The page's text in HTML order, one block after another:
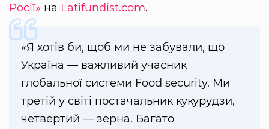
Росії» на Latifundist.com.
«Я хотів би, щоб ми не забували, що
Україна — важливий учасник
глобальної системи Food security. Ми
третій у світі постачальник кукурудзи,
четвертий — зерна. Багато